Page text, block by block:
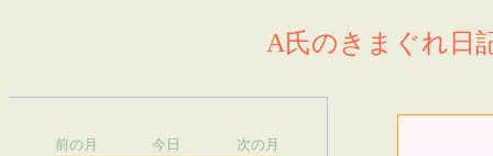
A氏のきまぐれ日
前の月 今日 次の月